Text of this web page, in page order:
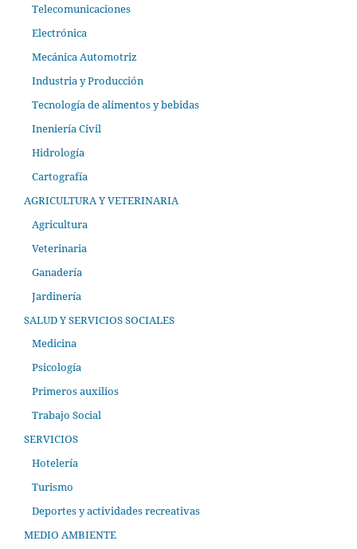
Telecomunicaciones
Electrónica
Mecánica Automotriz
Industria y Producción
Tecnología de alimentos y bebidas
Ineniería Civil
Hidrología
Cartografía
AGRICULTURA Y VETERINARIA
Agricultura
Veterinaria
Ganadería
Jardinería
SALUD Y SERVICIOS SOCIALES
Medicina
Psicología
Primeros auxilios
Trabajo Social
SERVICIOS
Hotelería
Turismo
Deportes y actividades recreativas
MEDIO AMBIENTE